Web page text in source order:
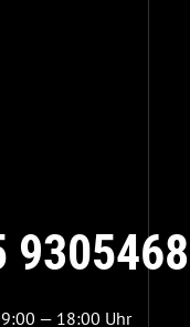
9305468
— 18:00 Uhr